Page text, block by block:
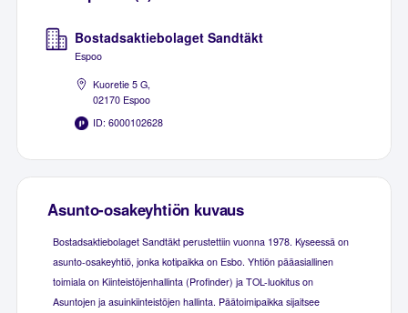
Bostadsaktiebolaget Sandtäkt
Espoo
Kuoretie 5 G,
02170 Espoo
ID: 6000102628
Asunto-osakeyhtiön kuvaus
Bostadsaktiebolaget Sandtäkt perustettiin vuonna 1978. Kyseessä on
asunto-osakeyhtiö, jonka kotipaikka on Esbo. Yhtiön pääasiallinen
toimiala on Kiinteistöjenhallinta (Profinder) ja TOL-luokitus on
Asuntojen ja asuinkiinteistöjen hallinta. Päätoimipaikka sijaitsee